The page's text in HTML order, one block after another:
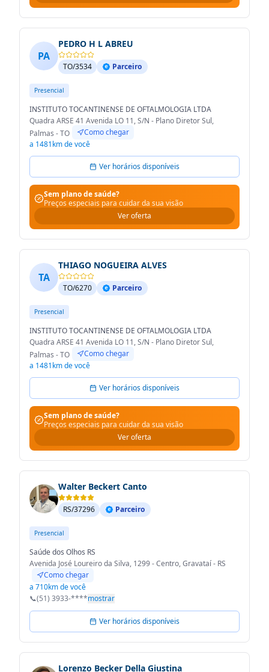
PA
PEDRO H L ABREU
TO/3534 Parceiro
Presencial
INSTITUTO TOCANTINENSE DE OFTALMOLOGIA LTDA
Quadra ARSE 41 Avenida LO 11, S/N - Plano Diretor Sul,
Palmas - TO
Como chegar
a 1481km de você
Ver horários disponíveis
Sem plano de saúde?
Preços especiais para cuidar da sua visão
Ver oferta
TA
THIAGO NOGUEIRA ALVES
TO/6270 Parceiro
Presencial
INSTITUTO TOCANTINENSE DE OFTALMOLOGIA LTDA
Quadra ARSE 41 Avenida LO 11, S/N - Plano Diretor Sul,
Palmas - TO
Como chegar
a 1481km de você
Ver horários disponíveis
Sem plano de saúde?
Preços especiais para cuidar da sua visão
Ver oferta
Walter Beckert Canto
RS/37296 Parceiro
Presencial
Saúde dos Olhos RS
Avenida José Loureiro da Silva, 1299 - Centro, Gravataí - RS
Como chegar
a 710km de você
📞(51) 3933-****mostrar
Ver horários disponíveis
Lorenzo Becker Della Giustina